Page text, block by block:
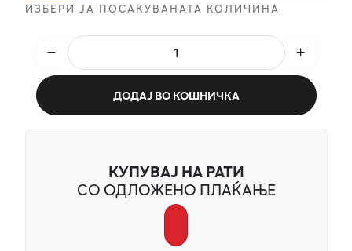
ИЗБЕРИ ЈА ПОСАКУВАНАТА КОЛИЧИНА
ДОДАЈ ВО КОШНИЧКА
КУПУВАЈ НА РАТИ
СО ОДЛОЖЕНО ПЛАЌАЊЕ